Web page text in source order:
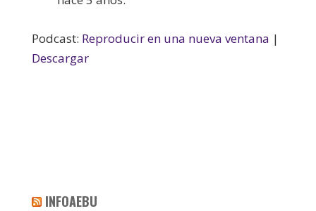
Podcast: Reproducir en una nueva ventana |
Descargar
INFOAEBU